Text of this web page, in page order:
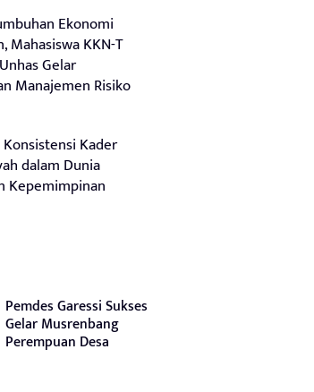
Ekonomi
Mahasiswa KKN-T
Gelar
Manajemen Risiko
Kader
dalam Dunia
Kepemimpinan
Pemdes Garessi Sukses
Gelar Musrenbang
Perempuan Desa